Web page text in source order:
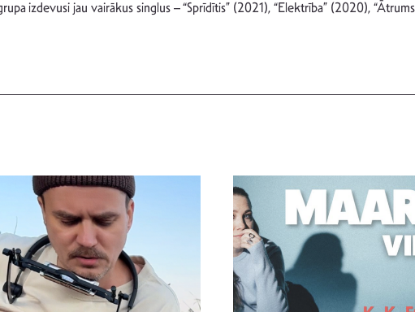
izdevusi jau vairākus singlus – “Sprīdītis” (2021), “Elektrība” (2020),